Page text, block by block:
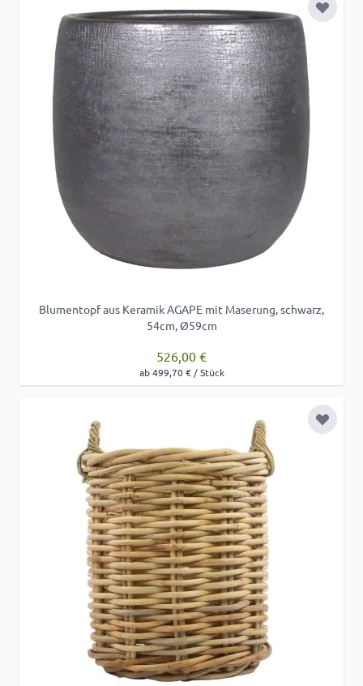
Zur
Blumentopf aus Keramik AGAPE mit Maserung, schwarz,
54cm, Ø59cm
526,00 €
ab 499,70 € / Stück
Zur